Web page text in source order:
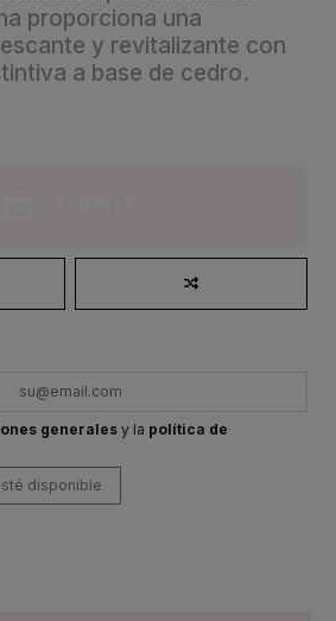
proporciona una
y revitalizante con
a base de cedro.
generales y la política de